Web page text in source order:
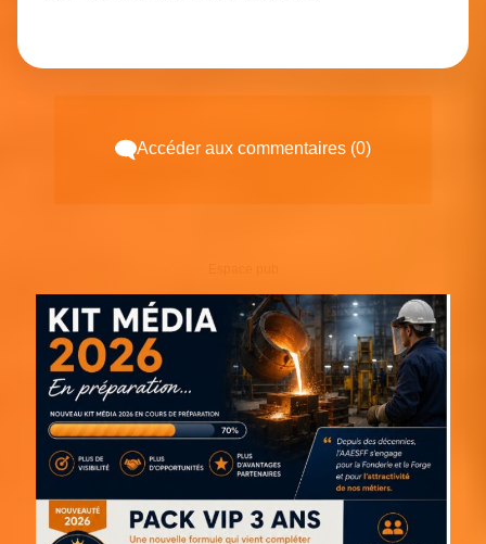
Accéder aux commentaires (0)